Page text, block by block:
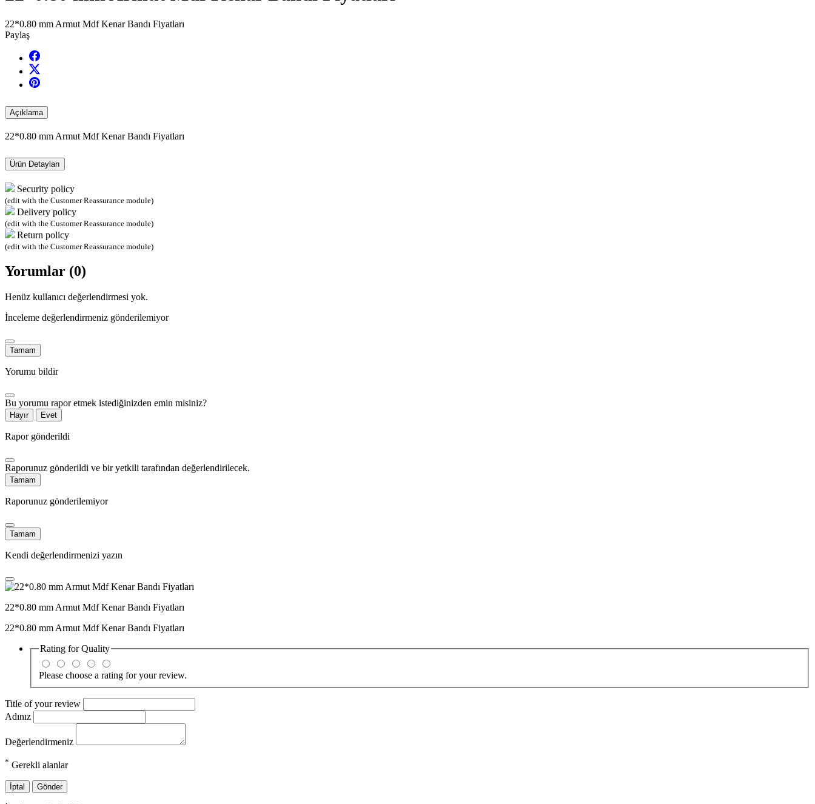
22*0.80 mm Armut Mdf Kenar Bandı Fiyatları
Paylaş
Açıklama
22*0.80 mm Armut Mdf Kenar Bandı Fiyatları
Ürün Detayları
Security policy
(edit with the Customer Reassurance module)
Delivery policy
(edit with the Customer Reassurance module)
Return policy
(edit with the Customer Reassurance module)
Yorumlar (0)
Henüz kullanıcı değerlendirmesi yok.
İnceleme değerlendirmeniz gönderilemiyor
Tamam
Yorumu bildir
Bu yorumu rapor etmek istediğinizden emin misiniz?
Hayır Evet
Rapor gönderildi
Raporunuz gönderildi ve bir yetkili tarafından değerlendirilecek.
Tamam
Raporunuz gönderilemiyor
Tamam
Kendi değerlendirmenizi yazın
22*0.80 mm Armut Mdf Kenar Bandı Fiyatları
22*0.80 mm Armut Mdf Kenar Bandı Fiyatları
Rating forQuality
Please choose a rating for your review.
Title of your review
Adınız
Değerlendirmeniz
* Gerekli alanlar
İptal Gönder